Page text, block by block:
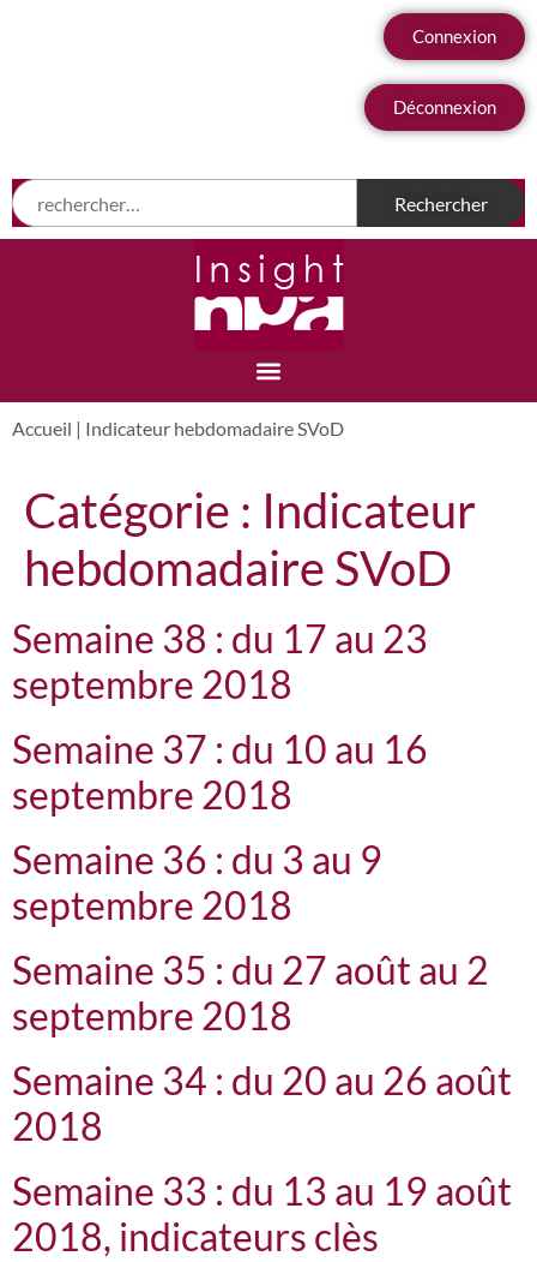
Connexion
Déconnexion
Accueil | Indicateur hebdomadaire SVoD
Catégorie : Indicateur
hebdomadaire SVoD
Semaine 38 : du 17 au 23
septembre 2018
Semaine 37 : du 10 au 16
septembre 2018
Semaine 36 : du 3 au 9
septembre 2018
Semaine 35 : du 27 août au 2
septembre 2018
Semaine 34 : du 20 au 26 août
2018
Semaine 33 : du 13 au 19 août
2018, indicateurs clès